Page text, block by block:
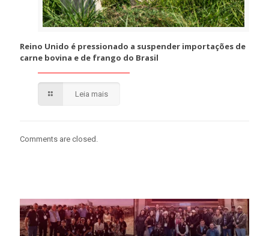
Reino Unido é pressionado a suspender importações de
carne bovina e de frango do Brasil
Leia mais
Comments are closed.